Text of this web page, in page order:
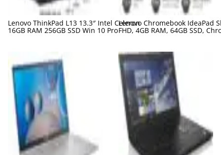
Lenovo ThinkPad L13 13.3″ Intel Celeron
16GB RAM 256GB SSD Win 10 Pro
Lenovo Chromebook IdeaPad
FHD, 4GB RAM, 64GB SSD,